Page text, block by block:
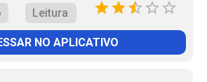
Leitura
NO APLICATIVO